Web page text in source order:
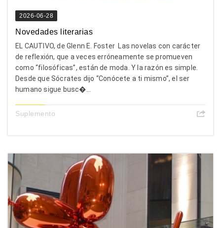
2026-06-28
Novedades literarias
EL CAUTIVO, de Glenn E. Foster Las novelas con carácter
de reflexión, que a veces erróneamente se promueven
como “filosóficas”, están de moda. Y la razón es simple.
Desde que Sócrates dijo “Conócete a ti mismo”, el ser
humano sigue busc�...
Suplemento